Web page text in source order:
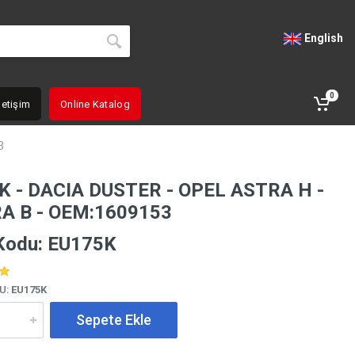
English
Online Katalog
0
- DACIA DUSTER - OPEL ASTRA H -
B - OEM:1609153
EU175K
EU175K
Sepete Ekle